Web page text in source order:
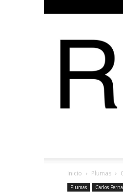
Inicio Plumas
Plumas Carlos